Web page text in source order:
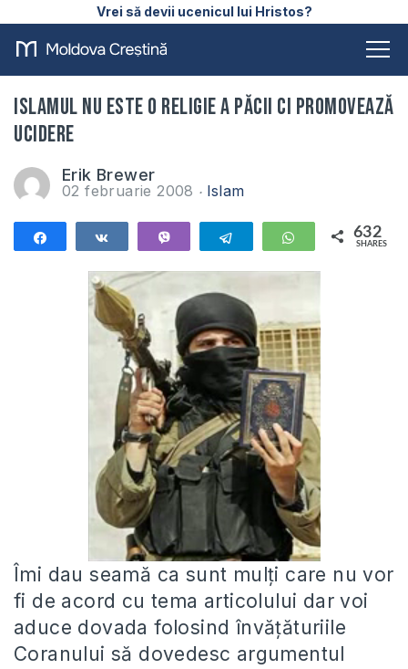
Vrei să devii ucenicul lui Hristos?
Islamul nu este o religie a păcii ci promovează
ucidere
Erik Brewer
02 februarie 2008 Islam
Telegram WhatsApp
632
SHARES
Îmi dau seamă ca sunt mulţi care nu vor
fi de acord cu tema articolului dar voi
aduce dovada folosind învăţăturiile
Coranului să dovedesc argumentul